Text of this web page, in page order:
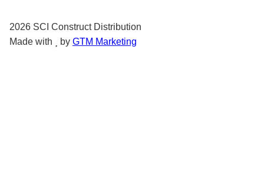
2026 SCI Construct Distribution
Made with
by GTM Marketing